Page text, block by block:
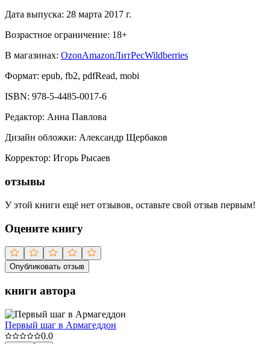
Дата выпуска: 28 марта 2017 г.
Возрастное ограничение: 18+
В магазинах: OzonAmazonЛитРесWildberries
Формат: epub, fb2, pdfRead, mobi
ISBN: 978-5-4485-0017-6
Редактор: Анна Павлова
Дизайн обложки: Александр Щербаков
Корректор: Игорь Рысаев
отзывы
У этой книги ещё нет отзывов, оставьте свой отзыв первым!
Оцените книгу
Опубликовать отзыв
книги автора
Первый шаг в Армагеддон
0.0